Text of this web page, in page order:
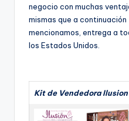
negocio con muchas
mismas que a continuación
mencionamos, entrega a
los Estados Unidos.
Kit de Vendedora Ilusion